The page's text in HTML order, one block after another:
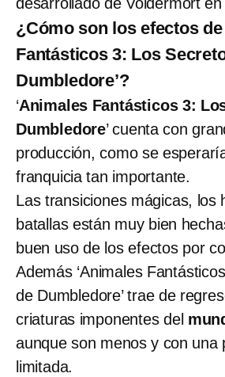
¿Cómo son los efectos de
Fantásticos 3: Los
Dumbledore’?
‘Animales Fantásticos 3:
Dumbledore’ cuenta con
producción, como se
franquicia tan importante.
Las transiciones mágicas, los
batallas están muy bien
buen uso de los efectos por
Además ‘Animales
de Dumbledore’ trae de
criaturas imponentes del
aunque son menos y con una
limitada.